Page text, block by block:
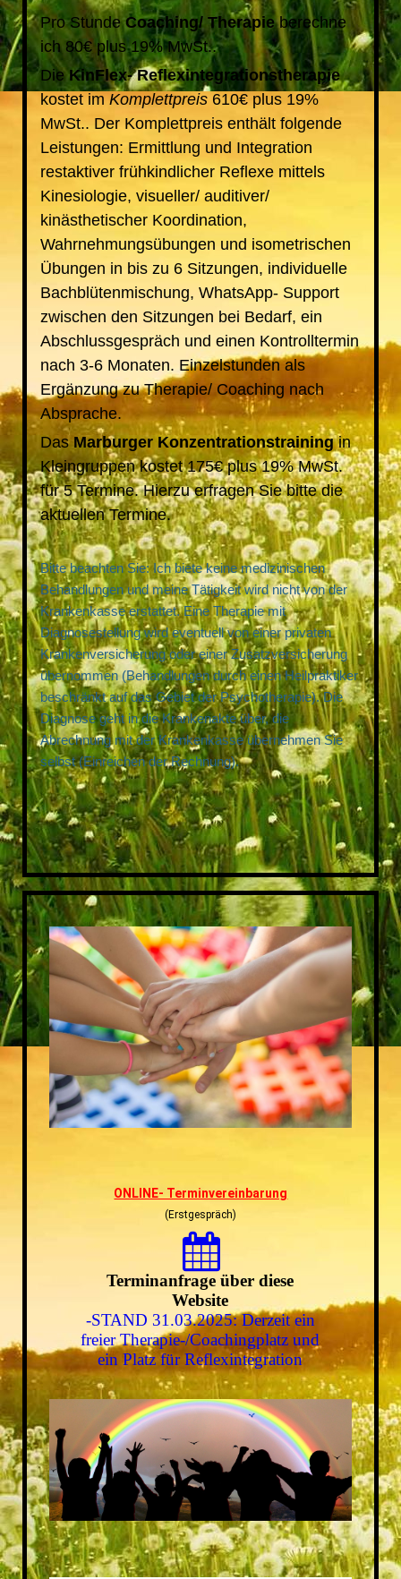
Pro StundeCoaching/ Therapieberechne
ich 80€ plus 19% MwSt..
DieKinFlex- Reflexintegrationstherapie
kostet imKomplettpreis610€ plus 19%
MwSt.. Der Komplettpreis enthält folgende
Leistungen: Ermittlung und Integration
restaktiver frühkindlicher Reflexe mittels
Kinesiologie, visueller/ auditiver/
kinästhetischer Koordination,
Wahrnehmungsübungen und isometrischen
Übungen in bis zu 6 Sitzungen, individuelle
Bachblütenmischung, WhatsApp- Support
zwischen den Sitzungen bei Bedarf, ein
Abschlussgespräch und einen Kontrolltermin
nach 3-6 Monaten. Einzelstunden als
Ergänzung zu Therapie/ Coaching nach
Absprache.
DasMarburger Konzentrationstrainingin
Kleingruppen kostet 175€ plus 19% MwSt.
für 5 Termine. Hierzu erfragen Sie bitte die
aktuellen Termine.
Bitte beachten Sie: Ich biete keine medizinischen
Behandlungen und meine Tätigkeit wird nicht von der
Krankenkasse erstattet.Eine Therapie mit
Diagnosestellung wird eventuell von einer privaten
Krankenversicherung oder einer Zusatzversicherung
übernommen (Behandlungen durch einen Heilpraktiker
beschränkt auf das Gebiet der Psychotherapie). Die
Diagnose geht in die Krankenakte über, die
Abrechnung mit der Krankenkasse übernehmen Sie
selbst (Einreichen der Rechnung).
ONLINE- Terminvereinbarung
(Erstgespräch)
Terminanfrage über diese
Website
-STAND 31.03.2025: Derzeit ein
freier Therapie-/Coachingplatz und
ein Platz für Reflexintegration